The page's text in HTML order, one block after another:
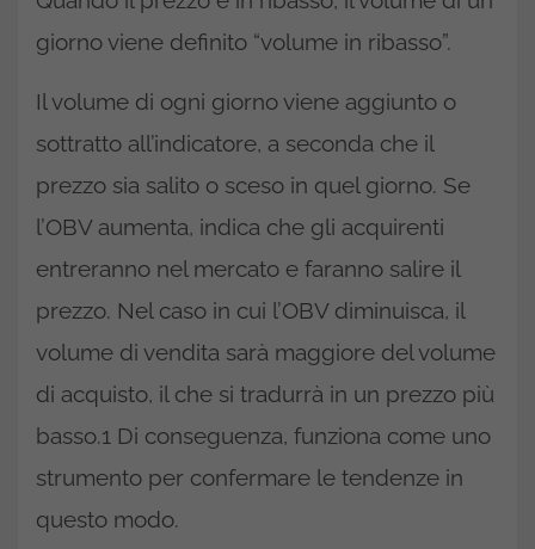
giorno viene definito “volume in ribasso”.
Il volume di ogni giorno viene aggiunto o
sottratto all’indicatore, a seconda che il
prezzo sia salito o sceso in quel giorno. Se
l’OBV aumenta, indica che gli acquirenti
entreranno nel mercato e faranno salire il
prezzo. Nel caso in cui l’OBV diminuisca, il
volume di vendita sarà maggiore del volume
di acquisto, il che si tradurrà in un prezzo più
basso.1 Di conseguenza, funziona come uno
strumento per confermare le tendenze in
questo modo.